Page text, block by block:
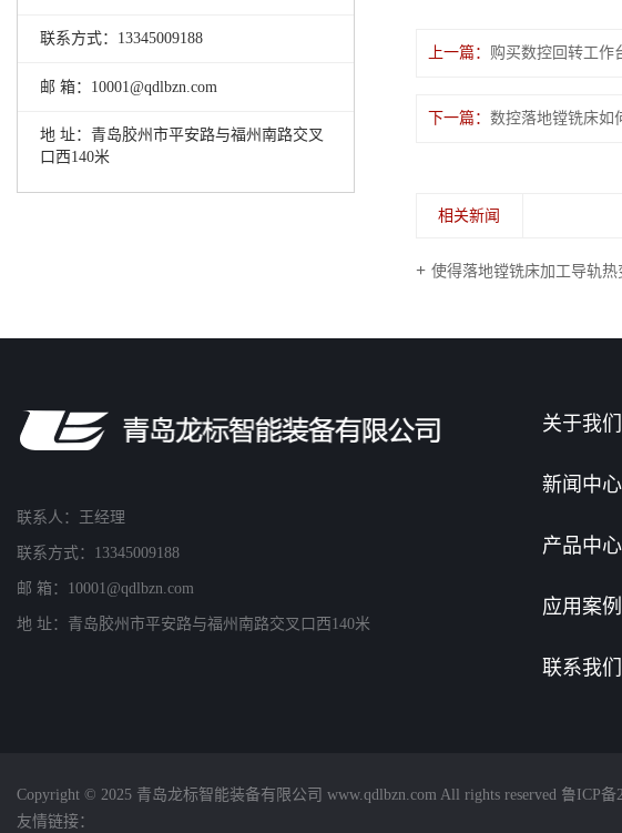
联系方式：13345009188
邮 箱：10001@qdlbzn.com
地 址：青岛胶州市平安路与福州南路交叉
口西140米
上一篇： 购买数控回转工作
下一篇： 数控落地镗铣床如
相关新闻
使得落地镗铣床加工导轨热
联系人：王经理
联系方式：13345009188
邮 箱：10001@qdlbzn.com
地 址：青岛胶州市平安路与福州南路交叉口西140米
关于我们
新闻中心
产品中心
应用案例
联系我们
Copyright © 2025 青岛龙标智能装备有限公司 www.qdlbzn.com All rights reserved 鲁ICP备
友情链接：